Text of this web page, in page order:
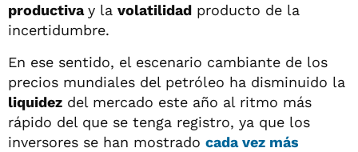
productivay la volatilidad producto de la
incertidumbre.
En ese sentido, el escenario cambiante de los
precios mundiales del petróleo ha disminuido la
liquidez del mercado este año al ritmo más
rápido del que se tenga registro, ya que los
inversores se han mostrado cada vez ‌más